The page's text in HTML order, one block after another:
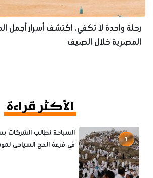
رحلة واحدة لا تكفي، اكتشف أسرار أجمل
المصرية خلال الصيف
الأكثر قراءة
1
السياحة تطالب الشركات
في قرعة الحج السياحي لموسم